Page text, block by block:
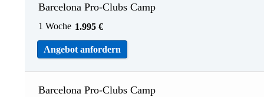
Barcelona Pro-Clubs Camp
1 Woche 1.995 €
Angebot anfordern
Barcelona Pro-Clubs Camp